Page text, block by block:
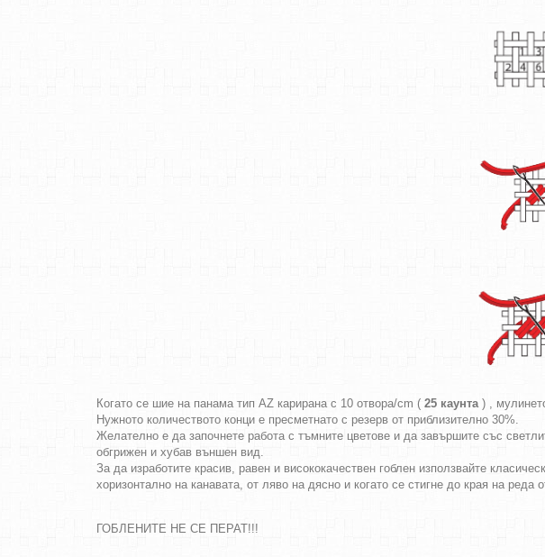
Когато се шие на панама тип AZ карирана с 10 отвора/cm ( 25 каунта) ,
Нужното количеството конци е пресметнато с резерв от приблизително 30%.
Желателно е да започнете работа с тъмните цветове и да завършите със
обгрижен и хубав външен вид.
За да изработите красив, равен и висококачествен гоблен използвайте
хоризонтално на канавата, от ляво на дясно и когато се стигне до края на
ГОБЛЕНИТЕ НЕ СЕ ПЕРАТ!!!